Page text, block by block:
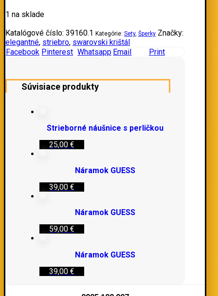
1 na sklade
Katalógové číslo: 39160.1 Kategórie: Sety, Šperky Značky:
elegantné, striebro, swarovski krištál
Facebook Pinterest Whatsapp Email Print
Súvisiace produkty
Strieborné náušnice s perličkou
25,00 €
Náramok GUESS
39,00 €
Náramok GUESS
59,00 €
Náramok GUESS
39,00 €